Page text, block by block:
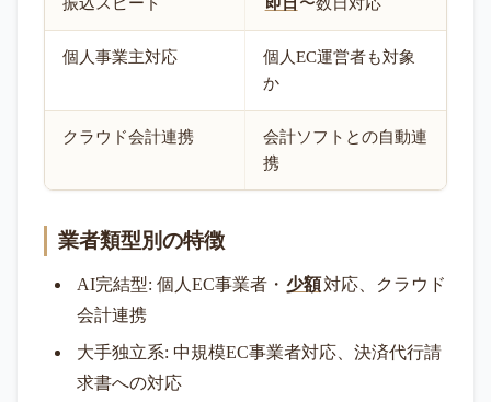
個人事業主対応
個人EC運営者も対象
か
クラウド会計連携
会計ソフトとの自動連
携
業者類型別の特徴
AI完結型: 個人EC事業者・ 少額対応、クラウド
会計連携
大手独立系: 中規模EC事業者対応、決済代行請
求書への対応